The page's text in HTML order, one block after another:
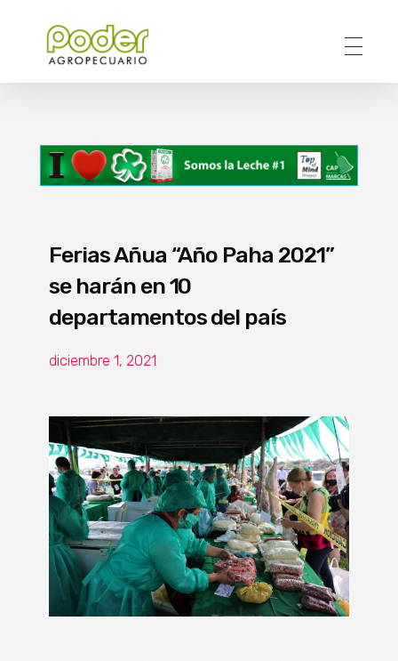
Ferias Añua “Año Paha 2021”
se harán en 10
departamentos del país
diciembre 1, 2021